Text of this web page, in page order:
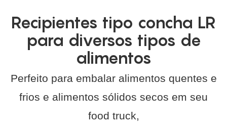
Recipientes tipo concha LR
para diversos tipos de
alimentos
Perfeito para embalar alimentos quentes e
frios e alimentos sólidos secos em seu
food truck,